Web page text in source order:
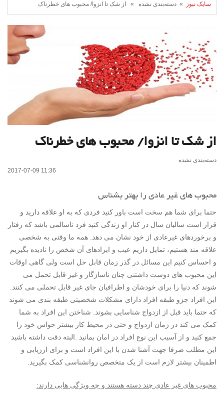
سایک نیوز » دسته‌بندی نشده » از شک تا انزوا/ محبوب‌ های خطرناک
از شک تا انزوا/ محبوب‌ های خطرناک
دسته‌بندی نشده
2017-07-09 11:36
محبوب‌ های غیر عادی را بهتر بشناس
حتما برای شما هم سخت است باور کنید فردی که به او علاقه دارید و
قرار است سالیان سال در کنار او زندگی کنید فرد ناسالمی باشد که رفتار
و برخوردهای غیرعادی از خود نشان می دهد. همه ما وقتی به شخصی
علاقه مند هستیم، تمایل داریم عیب و ایرادهای آن شخص را نادیده بگیریم
و احساس کنیم این مسائل در گذر زمان قابل حل است ولی گاهی اوقات
این محبوب های دوست داشتنی چنان ناسازگار و غیر قابل تحمل می
شوند که دنیا را برای خودشان و اطرافیان جای غیر قابل تحملی می کنند.
این افراد جزو طبقه افراد دارای مشکلات شخصیتی طبقه بندی می شوند
که حتما باید قبل از ازدواج شناسایی بشوند. شناختن این افراد به شما
کمک می کند در زمان ازدواج و حتی در محیط کار بیشتر حواس خود را
جمع کنید و از آسیب این نوع افراد در امان بمانید .البته دقت داشته باشید
این مطلب صرفا جهت آشنا شدن با این افراد است و برای ارزیابی و
اطمینان بیشتر لازم است از یک متخصص روانشناسی کمک بگیرید.
محبوب های غیر عادی چند دسته هستند و چه ویژگی هایی دارند: